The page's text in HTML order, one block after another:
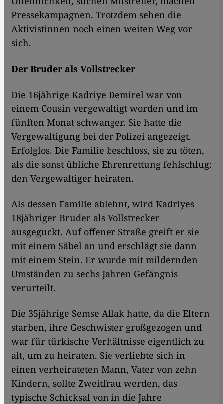
Pressekampagnen. Trotzdem sehen die
Aktivistinnen noch einen weiten Weg vor
sich.
Der Bruder als Vollstrecker
Die 16jährige Kadriye Demirel war von
einem Cousin vergewaltigt worden und im
fünften Monat schwanger. Sie hatte die
Vergewaltigung bei der Polizei angezeigt.
Erfolglos. Die Familie beschloss, sie zu töten,
als die sonst übliche Ehrenrettung fehlschlug:
den Vergewaltiger heiraten.
Als dessen Familie ablehnt, wird Kadriyes
18jähriger Bruder als Vollstrecker
ausgeguckt. Auf offener Straße greift er sie
mit einem Säbel an und erschlägt sie dann
mit einem Stein. Er wurde mit mildernden
Umständen zu sechs Jahren Gefängnis
verurteilt.
Die 35jährige Semse Allak hatte, da die Eltern
starben, ihre Geschwister großgezogen und
war für türkische Verhältnisse eigentlich zu
alt, um zu heiraten. Sie verliebte sich in
einen verheirateten Mann, Vater von zehn
Kindern, sollte Zweitfrau werden, das
typische Schicksal von in die Jahre